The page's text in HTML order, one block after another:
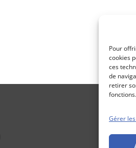
Pour
cookies
ces
de
retirer
fonctions.
Gérer